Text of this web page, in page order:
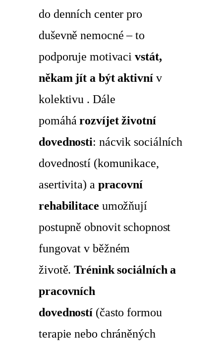
do denních center pro
duševně nemocné – to
podporuje motivacivstát,
někam jít a být aktivnív
kolektivu . Dále
pomáhározvíjet životní
dovednosti: nácvik sociálních
dovedností (komunikace,
asertivita) a pracovní
rehabilitace umožňují
postupně obnovit schopnost
fungovat v běžném
životě.Trénink sociálních a
pracovních
dovedností (často formou
terapie nebo chráněných